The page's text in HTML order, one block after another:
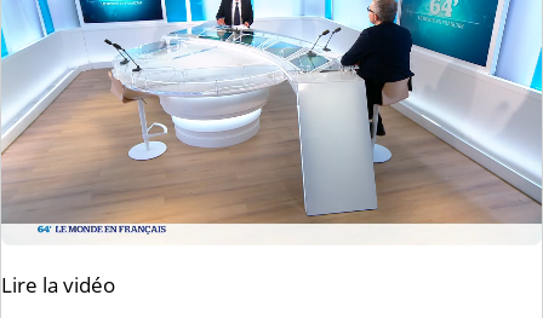
Lire la vidéo